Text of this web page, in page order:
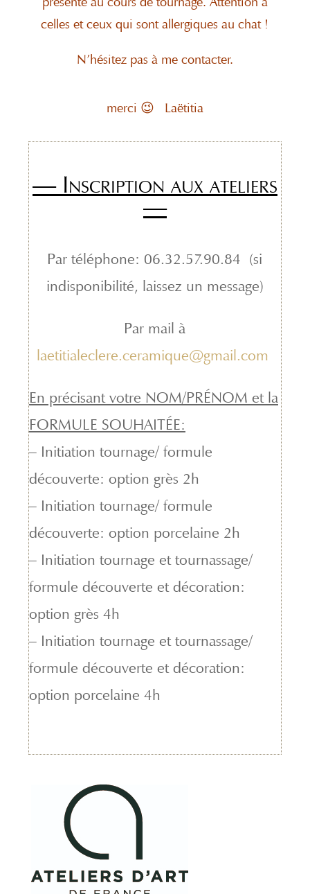
présente au cours de tournage. Attention à
celles et ceux qui sont allergiques au chat !
N’hésitez pas à me contacter.
merci 😉 Laëtitia
— Inscription aux ateliers
—
Par téléphone: 06.32.57.90.84 (si
indisponibilité, laissez un message)
Par mail à
laetitialeclere.ceramique@gmail.com
En précisant votre NOM/PRÉNOM et la
FORMULE SOUHAITÉE:
– Initiation tournage/ formule
découverte: option grès 2h
– Initiation tournage/ formule
découverte: option porcelaine 2h
– Initiation tournage et tournassage/
formule découverte et décoration:
option grès 4h
– Initiation tournage et tournassage/
formule découverte et décoration:
option porcelaine 4h